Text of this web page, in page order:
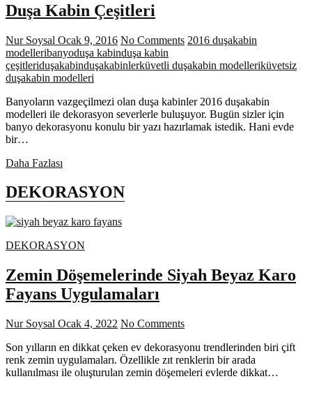
Duşa Kabin Çeşitleri
Nur Soysal Ocak 9, 2016 No Comments 2016 duşakabin
modelleribanyoduşa kabinduşa kabin
çeşitleriduşakabinduşakabinlerküvetli duşakabin modelleriküvetsiz
duşakabin modelleri
Banyoların vazgeçilmezi olan duşa kabinler 2016 duşakabin
modelleri ile dekorasyon severlerle buluşuyor. Bugün sizler için
banyo dekorasyonu konulu bir yazı hazırlamak istedik. Hani evde
bir…
Daha Fazlası
Çeşitleri
DEKORASYON
DEKORASYON
Zemin Döşemelerinde Siyah Beyaz Karo
Fayans Uygulamaları
Nur Soysal Ocak 4, 2022 No Comments
Son yılların en dikkat çeken ev dekorasyonu trendlerinden biri çift
renk zemin uygulamaları. Özellikle zıt renklerin bir arada
kullanılması ile oluşturulan zemin döşemeleri evlerde dikkat…